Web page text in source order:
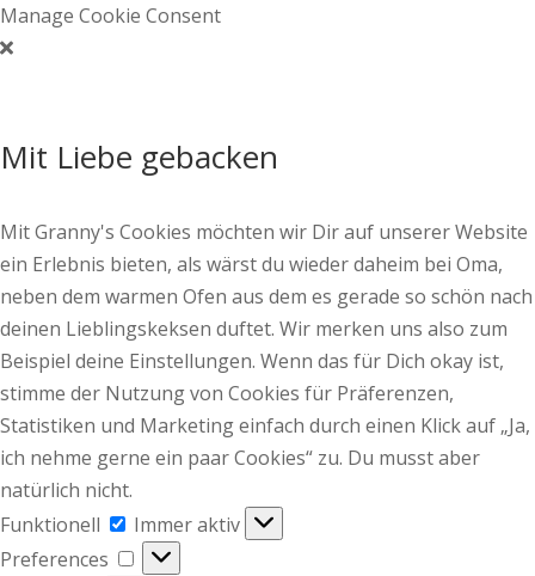
Manage Cookie Consent
Mit Liebe gebacken
Mit Granny's Cookies möchten wir Dir auf unserer Website
ein Erlebnis bieten, als wärst du wieder daheim bei Oma,
neben dem warmen Ofen aus dem es gerade so schön nach
deinen Lieblingskeksen duftet. Wir merken uns also zum
Beispiel deine Einstellungen. Wenn das für Dich okay ist,
stimme der Nutzung von Cookies für Präferenzen,
Statistiken und Marketing einfach durch einen Klick auf „Ja,
ich nehme gerne ein paar Cookies“ zu. Du musst aber
natürlich nicht.
Funktionell
Funktionell
Immer aktiv
Preferences
Preferences